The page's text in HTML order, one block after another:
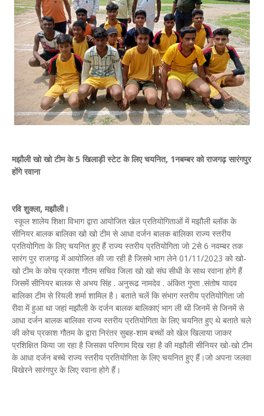
मझौली खो खो टीम के 5 खिलाड़ी स्टेट के लिए चयनित, 1नबम्बर को राजगढ़ सारंगपुर
होंगे रवाना
रवि शुक्ला, मझौली।
स्कूल शालेय शिक्षा विभाग द्वारा आयोजित खेल प्रतियोगिताओं में मझौली ब्लॉक के
सीनियर बालक बालिका खो खो टीम से आधा दर्जन बालक बालिका राज्य स्तरीय
प्रतियोगिता के लिए चयनित हुए हैं राज्य स्तरीय प्रतियोगिता जो 2से 6 नवम्बर तक
सारंग पुर राजगढ़ में आयोजित की जा रही है जिसमे भाग लेने 01/11/2023 को खो-
खो टीम के कोच प्रकाश गौतम सचिव जिला खो खो संघ सीधी के साथ रवाना होगे हैं
जिसमें सीनियर बालक से अभय सिंह . अनुरूढ नामदेव . अंकित गुप्ता .संतोष यादव
बालिका टीम से रियली शर्मा शामिल है। बताते चलें कि संभाग स्तरीय प्रतियोगिता जो
रीवा में हुआ था जहां मझौली के दर्जन बालक बालिकाएं भाग ली थी जिनमें से जिनमें से
आधा दर्जन बालक बालिका राज्य स्तरीय प्रतियोगिता के लिए चयनित हुए थे बताते चले
की कोच प्रकाश गौतम के द्वारा निरंतर सुबह-शाम बच्चों को खेल खिलाया जाकर
प्रशिक्षित किया जा रहा है जिसका परिणाम दिख रहा है की मझौली सीनियर खो-खो टीम
के आधा दर्जन बच्चे राज्य स्तरीय प्रतियोगिता के लिए चयनित हुए हैं।जो अपना जलवा
बिखेरने सारंगपुर के लिए रवाना होगे हैं।